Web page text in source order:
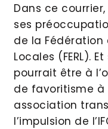
Dans ce
ses
de la Fédération
Locales (FERL).
pourrait être à
de favoritisme à
association
l’impulsion de